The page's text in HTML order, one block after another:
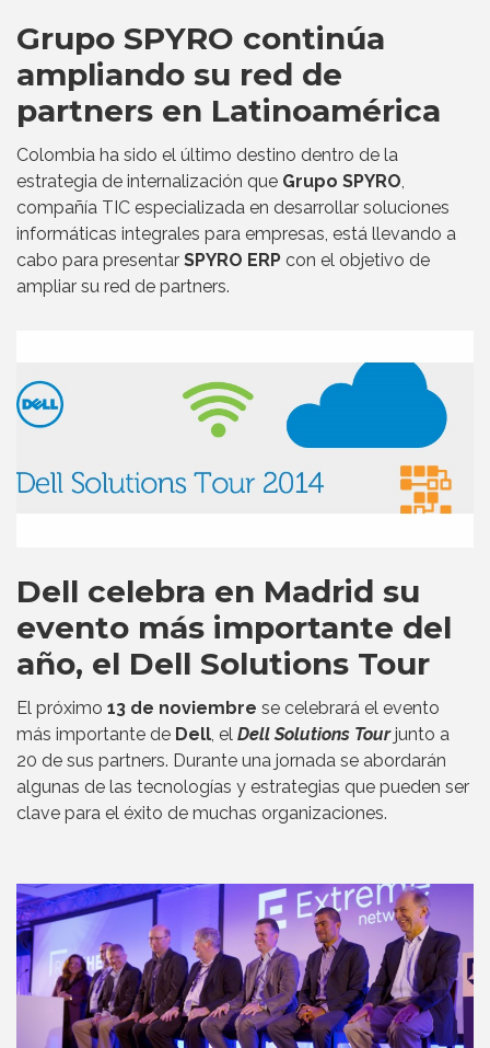
Grupo SPYRO continúa
ampliando su red de
partners en Latinoamérica
Colombia ha sido el último destino dentro de la
estrategia de internalización que Grupo SPYRO,
compañía TIC especializada en desarrollar soluciones
informáticas integrales para empresas, está llevando a
cabo para presentar SPYRO ERP con el objetivo de
ampliar su red de partners.
Dell celebra en Madrid su
evento más importante del
año, el Dell Solutions Tour
El próximo 13 de noviembre se celebrará el evento
más importante de Dell , el Dell Solutions Tourjunto a
20 de sus partners. Durante una jornada se abordarán
algunas de las tecnologías y estrategias que pueden ser
clave para el éxito de muchas organizaciones.